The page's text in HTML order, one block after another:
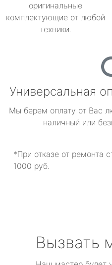
оригинальные
комплектующие от любой
техники.
Универсальная
Мы берем оплату от Вас
наличный или
*При отказе от ремонта
1000 руб.
Вызвать